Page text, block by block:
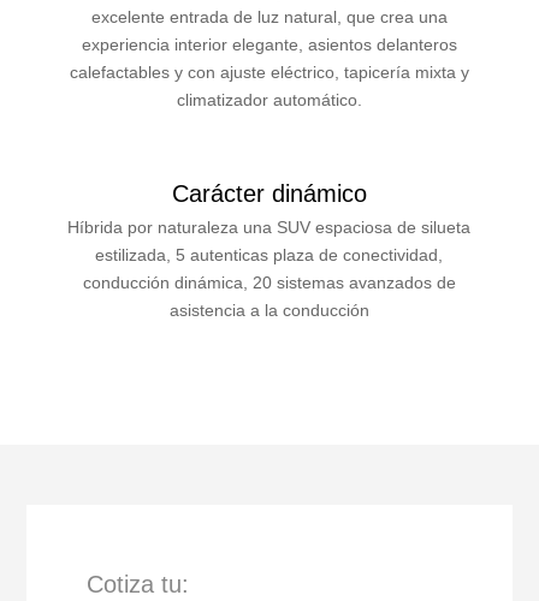
excelente entrada de luz natural, que crea una
experiencia interior elegante, asientos delanteros
calefactables y con ajuste eléctrico, tapicería mixta y
climatizador automático.
Carácter dinámico
Híbrida por naturaleza una SUV espaciosa de silueta
estilizada, 5 autenticas plaza de conectividad,
conducción dinámica, 20 sistemas avanzados de
asistencia a la conducción
Cotiza tu: